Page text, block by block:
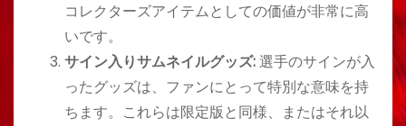
コレクターズアイテムとしての価値が非常に高
いです。
サイン入りサムネイルグッズ:選手のサインが入
ったグッズは、ファンにとって特別な意味を持
ちます。これらは限定版と同様、またはそれ以